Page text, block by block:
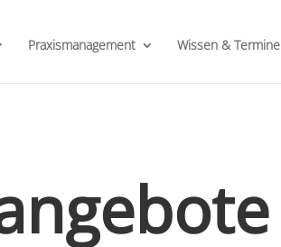
Praxismanagement Wissen & Termine